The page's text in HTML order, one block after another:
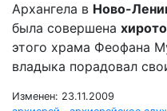
Архангела в Ново-
была совершена
этого храма Феофана
владыка порадовал
Изменен: 23.11.2009